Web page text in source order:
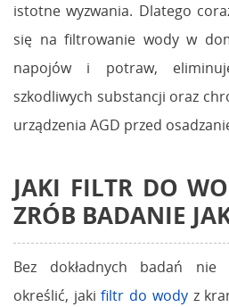
istotne wyzwania. Dlatego
się na filtrowanie wody w
napojów i potraw,
szkodliwych substancji oraz
urządzenia AGD przed
JAKI FILTR DO
ZRÓB BADANIE
Bez dokładnych badań nie
określić, jakifiltr do wodyz